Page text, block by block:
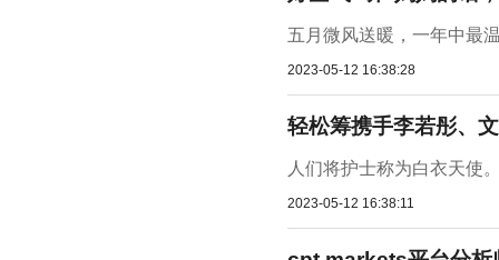
五月微风送暖，一年中最
2023-05-12 16:38:28
轻松筹携手李若彤、
人们将护士称为白衣天使
2023-05-12 16:38:11